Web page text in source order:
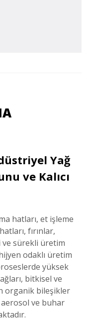
Yağ
ve Kalıcı
hatları, et işleme
fırınlar,
sürekli üretim
odaklı üretim
yüksek
bitkisel ve
organik bileşikler
aerosol ve buhar